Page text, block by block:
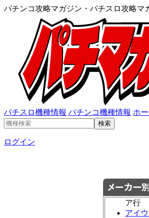
パチンコ攻略マガジン・パチスロ攻略マ
パチスロ機種情報 パチンコ機種情報 ホ
ログイン
ア行
アイ